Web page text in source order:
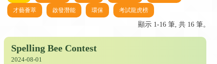
才藝薈萃 啟發潛能 環保 考試龍虎榜
顯示 1-16 筆, 共 16 筆。
Spelling Bee Contest
2024-08-01